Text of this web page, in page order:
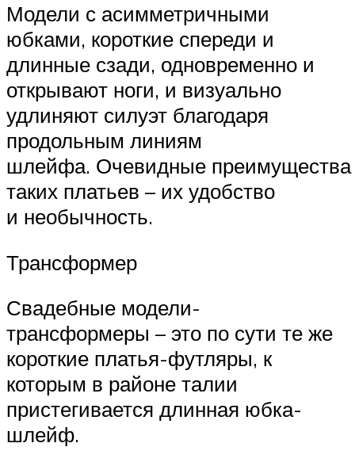
Модели с асимметричными
юбками, короткие спереди и
длинные сзади, одновременно и
открывают ноги, и визуально
удлиняют силуэт благодаря
продольным линиям
шлейфа. Очевидные преимущества
таких платьев – их удобство
и необычность.
Трансформер
Свадебные модели-
трансформеры – это по сути те же
короткие платья-футляры, к
которым в районе талии
пристегивается длинная юбка-
шлейф.